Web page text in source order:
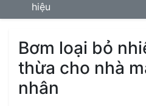
hiệu
Bơm loại bỏ
thừa cho nhà
nhân